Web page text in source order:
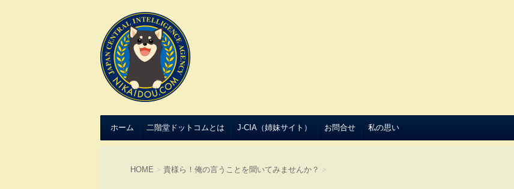
ホーム 二階堂ドットコムとは J-CIA（姉妹サイト） お問合せ 私の思い
HOME > 貴様ら！俺の言うことを聞いてみませんか？ >